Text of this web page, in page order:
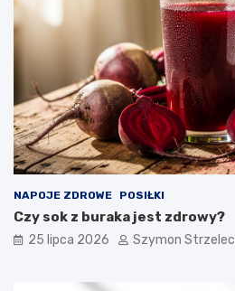
NAPOJE ZDROWE POSIŁKI
Czy sok z buraka jest zdrowy?
25 lipca 2026 Szymon